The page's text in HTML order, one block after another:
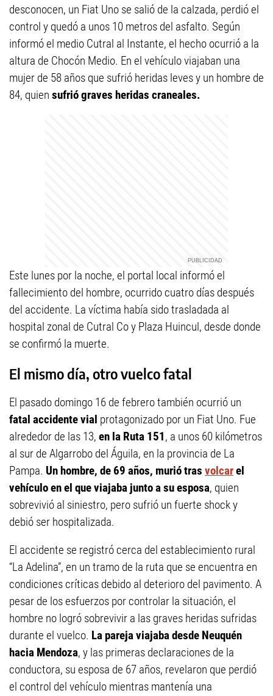
desconocen, un Fiat Uno se salió de la calzada, perdió el
control y quedó a unos 10 metros del asfalto. Según
informó el medio Cutral al Instante, el hecho ocurrió a la
altura de Chocón Medio. En el vehículo viajaban una
mujer de 58 años que sufrió heridas leves y un hombre de
84, quien sufrió graves heridas craneales.
Este lunes por la noche, el portal local informó el
fallecimiento del hombre, ocurrido cuatro días después
del accidente. La víctima había sido trasladada al
hospital zonal de Cutral Co y Plaza Huincul, desde donde
se confirmó la muerte.
El mismo día, otro vuelco fatal
El pasado domingo 16 de febrero también ocurrió un
fatal accidente vial protagonizado por un Fiat Uno. Fue
alrededor de las 13, en la Ruta 151, a unos 60 kilómetros
al sur de Algarrobo del Águila, en la provincia de La
Pampa. Un hombre, de 69 años, murió tras volcarel
vehículo en el que viajaba junto a su esposa, quien
sobrevivió al siniestro, pero sufrió un fuerte shock y
debió ser hospitalizada.
El accidente se registró cerca del establecimiento rural
“La Adelina”, en un tramo de la ruta que se encuentra en
condiciones críticas debido al deterioro del pavimento. A
pesar de los esfuerzos por controlar la situación, el
hombre no logró sobrevivir a las graves heridas sufridas
durante el vuelco. La pareja viajaba desde Neuquén
hacia Mendoza, y las primeras declaraciones de la
conductora, su esposa de 67 años, revelaron que perdió
el control del vehículo mientras mantenía una